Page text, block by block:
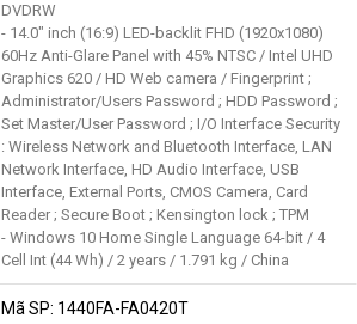
DVDRW
- 14.0" inch (16:9) LED-backlit FHD (1920x1080)
60Hz Anti-Glare Panel with 45% NTSC / Intel UHD
Graphics 620 / HD Web camera / Fingerprint ;
Administrator/Users Password ; HDD Password ;
Set Master/User Password ; I/O Interface Security
: Wireless Network and Bluetooth Interface, LAN
Network Interface, HD Audio Interface, USB
Interface, External Ports, CMOS Camera, Card
Reader ; Secure Boot ; Kensington lock ; TPM
- Windows 10 Home Single Language 64-bit / 4
Cell Int (44 Wh) / 2 years / 1.791 kg / China
Mã SP: 1440FA-FA0420T